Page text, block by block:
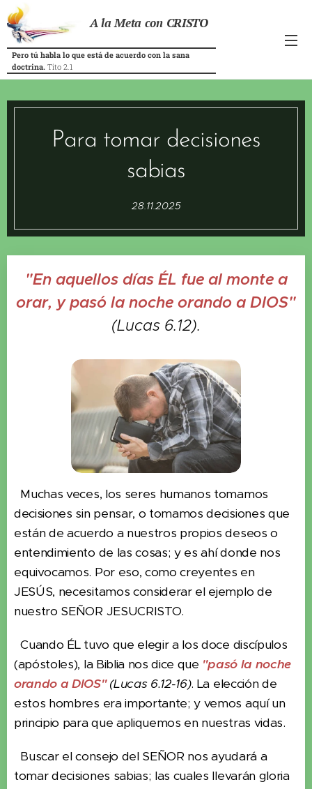
A la Meta con CRISTO
Pero tú habla lo que está de acuerdo con la sana
doctrina. Tito 2.1
Para tomar decisiones
sabias
28.11.2025
"En aquellos días ÉL fue al monte a
orar, y pasó la noche orando a DIOS"
(Lucas 6.12).
Muchas veces, los seres humanos tomamos
decisiones sin pensar, o tomamos decisiones que
están de acuerdo a nuestros propios deseos o
entendimiento de las cosas; y es ahí donde nos
equivocamos. Por eso, como creyentes en
JESÚS, necesitamos considerar el ejemplo de
nuestro SEÑOR JESUCRISTO.
Cuando ÉL tuvo que elegir a los doce discípulos
(apóstoles), la Biblia nos dice que "pasó la noche
orando a DIOS"(Lucas 6.12-16). La elección de
estos hombres era importante; y vemos aquí un
principio para que apliquemos en nuestras vidas.
Buscar el consejo del SEÑOR nos ayudará a
tomar decisiones sabias; las cuales llevarán gloria